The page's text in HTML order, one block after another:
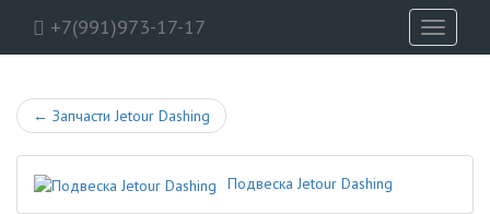
+7(991)973-17-17
Toggle
← Запчасти Jetour Dashing
Подвеска Jetour Dashing